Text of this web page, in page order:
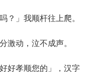
」我顺杆往上爬。
动，泣不成声。
孝顺您的」，汉字